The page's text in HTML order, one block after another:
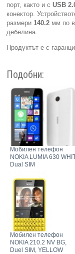
порт, както и сUSB
конектор.
размери 140.2 мм по
дебелина.
Продуктът е с
Подобни:
Мобилен телефон
NOKIA LUMIA 630
Dual SIM
Мобилен телефон
NOKIA 210.2 NV BG,
Duel SIM, YELLOW